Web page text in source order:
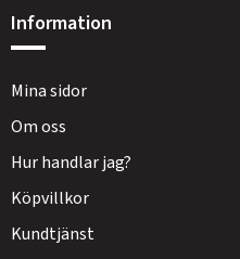
Information
Mina sidor
Om oss
Hur handlar jag?
Köpvillkor
Kundtjänst